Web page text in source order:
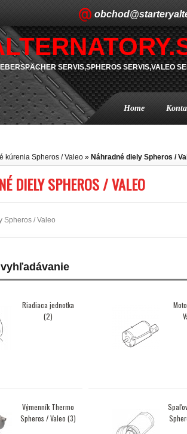
SERVIS,SPHEROS SERVIS,VALEO
Home
kúrenia Spheros / Valeo » Náhradné diely Spheros /
DIELY SPHEROS / VALEO
Spheros / Valeo
Riadiaca jednotka
(2)
Výmenník Thermo
Spheros / Valeo (3)